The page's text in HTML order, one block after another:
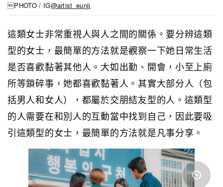
PHOTO / IG@artist_eunji
這類女士非常重視人與人之間的關係。要分辨這類
型的女士，最簡單的方法就是觀察一下她日常生活
是否喜歡黏著其他人。大如出勤、開會，小至上廁
所等鎖碎事，她都喜歡黏著人。其實大部分人（包
括男人和女人），都屬於交朋結友型的人。這類型
的人需要在和別人的互動當中找到自己，因此要吸
引這類型的女士，最簡單的方法就是凡事分享。